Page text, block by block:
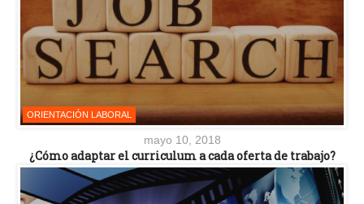
ORIENTACIÓN LABORAL
mayo 10, 2018
¿Cómo adaptar el curriculum a cada oferta de trabajo?